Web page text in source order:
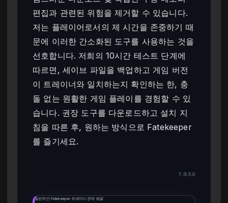
편집과 관련된 위험을 제거할 수 있습니다.
저는 플레이어로서의 제 시간을 존중하기 때
문에 이러한 간소화된 도구를 사용하는 것을
선호합니다. 저희의 10시간 테스트 단계에
따르면, 세이브 파일을 백업하고 게임 버전
이 트레이너와 일치하는지 확인하는 한, 충
돌 없는 원활한 게임 플레이를 경험할 수 있
습니다. 권장 도구를 다운로드하고 설치 지
침을 따른 후, 원하는 방식으로 Fatekeeper
를 즐기세요.
↑ 맨 위로
일반적인 Fatekeeper 트레이너 문제 해결